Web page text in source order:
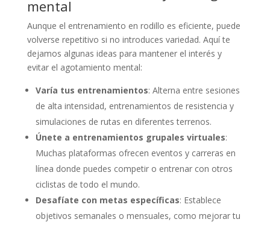
mental
Aunque el entrenamiento en rodillo es eficiente, puede
volverse repetitivo si no introduces variedad. Aquí te
dejamos algunas ideas para mantener el interés y
evitar el agotamiento mental:
Varía tus entrenamientos: Alterna entre sesiones
de alta intensidad, entrenamientos de resistencia y
simulaciones de rutas en diferentes terrenos.
Únete a entrenamientos grupales virtuales:
Muchas plataformas ofrecen eventos y carreras en
línea donde puedes competir o entrenar con otros
ciclistas de todo el mundo.
Desafíate con metas específicas: Establece
objetivos semanales o mensuales, como mejorar tu